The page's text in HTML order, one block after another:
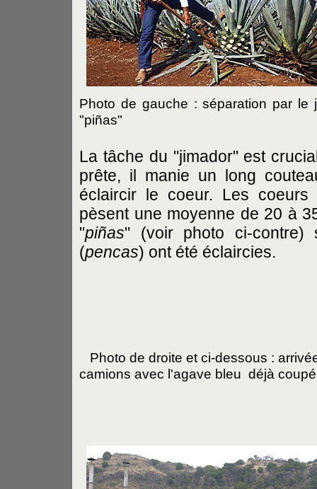
Photo de gauche : séparation par
"piñas"
La tâche du "jimador" est
prête, il manie un long
éclaircir le coeur. Les
pèsent une moyenne de 20 à
"piñas" (voir photo ci-contre)
(pencas) ont été éclaircies.
Photo de droite et ci-dessous :
camions avec l'agave bleu déjà coupé